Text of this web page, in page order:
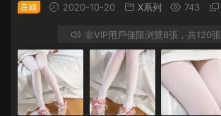
在線 2020-10-20 X系列 743
非VIP用戶僅限浏覽8張，共120張